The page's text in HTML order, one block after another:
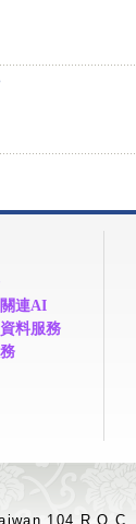
連AI
料服務
104,R.O.C.